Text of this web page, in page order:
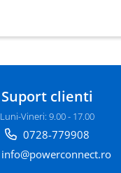
Suport clienti
Luni-Vineri: 9.00 - 17.00
0728-779908
info@powerconnect.ro